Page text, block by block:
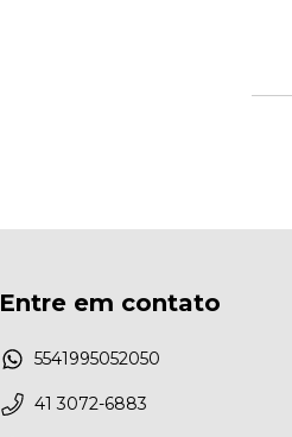
Entre em contato
5541995052050
41 3072-6883